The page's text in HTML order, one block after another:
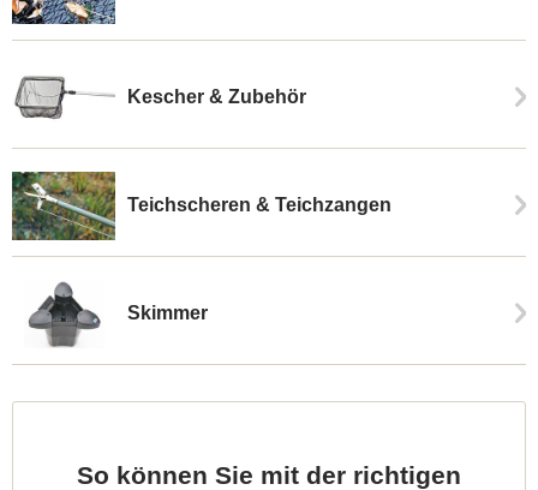
Kescher & Zubehör
Teichscheren & Teichzangen
Skimmer
So können Sie mit der richtigen